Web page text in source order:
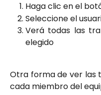
Haga clic en el
Seleccione el
Verá todas las
elegido
Otra forma de ver las
cada miembro del